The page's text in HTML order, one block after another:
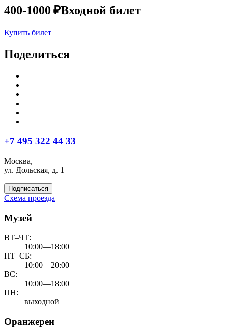
400-1000 ₽Входной билет
Купить билет
Поделиться
+7 495 322 44 33
Москва,
ул. Дольская, д. 1
Подписаться
Схема проезда
Музей
ВТ–ЧТ:
10:00—18:00
ПТ–СБ:
10:00—20:00
ВС:
10:00—18:00
ПН:
выходной
Оранжереи